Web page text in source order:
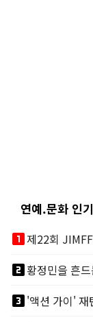
연예.문화 인
looks_one제22회
looks_two
looks_3